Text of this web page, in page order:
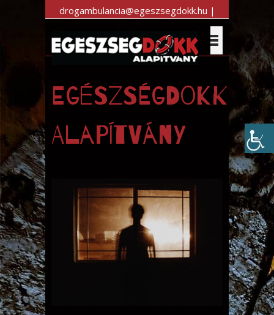
drogambulancia@egeszsegdokk.hu |
+36 30 983 7470
Egészségdokk
Alapítvány